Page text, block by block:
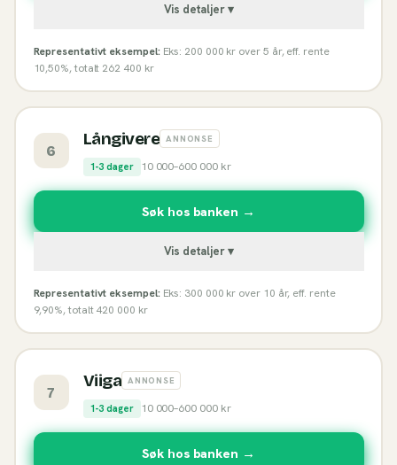
Vis detaljer ▾
Representativt eksempel: Eks: 200 000 kr over 5 år, eff. rente
10,50%, totalt 262 400 kr
6
Långivere ANNONSE
1-3 dager 10 000–600 000kr
Søk hos banken →
Vis detaljer ▾
Representativt eksempel: Eks: 300 000 kr over 10 år, eff. rente
9,90%, totalt 420 000 kr
7
Viiga ANNONSE
1-3 dager 10 000–600 000kr
Søk hos banken →